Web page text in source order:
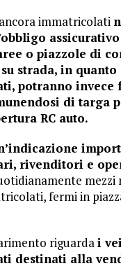
immatricolati
o piazzole di
su strada, in quanto
potranno invece
di targa
RC auto.
rivenditori e
mezzi
fermi in
riguardai
destinati alla